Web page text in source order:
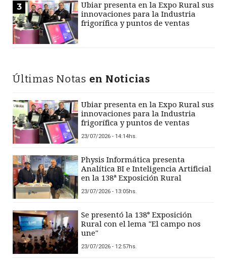
3
Ubiar presenta en la Expo Rural sus
innovaciones para la Industria
frigorífica y puntos de ventas
Últimas Notas en Noticias
Ubiar presenta en la Expo Rural sus
innovaciones para la Industria
frigorífica y puntos de ventas
23/07/2026 - 14:14hs.
Physis Informática presenta
Analítica BI e Inteligencia Artificial
en la 138ª Exposición Rural
23/07/2026 - 13:05hs.
Se presentó la 138° Exposición
Rural con el lema "El campo nos
une"
23/07/2026 - 12:57hs.